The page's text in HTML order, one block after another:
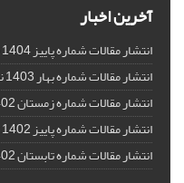
آخرین اخبار
انتشار مقالات شماره پاییز 1404
انتشار مقالات شماره بهار 1403 نشریه
انتشار مقالات شماره زمستان 1402 نشریه
انتشار مقالات شماره پاییز 1402 نشریه
انتشار مقالات شماره تابستان 1402 نشریه